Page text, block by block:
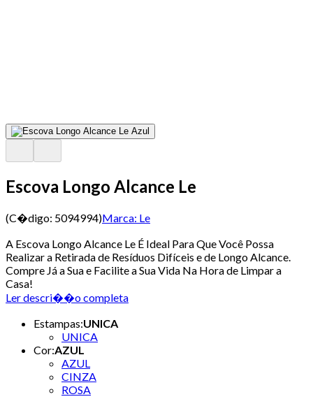
Escova Longo Alcance Le
(C�digo: 5094994)Marca: Le
A Escova Longo Alcance Le É Ideal Para Que Você Possa
Realizar a Retirada de Resíduos Difíceis e de Longo Alcance.
Compre Já a Sua e Facilite a Sua Vida Na Hora de Limpar a
Casa!
Ler descri��o completa
Estampas:UNICA
UNICA
Cor:AZUL
AZUL
CINZA
ROSA